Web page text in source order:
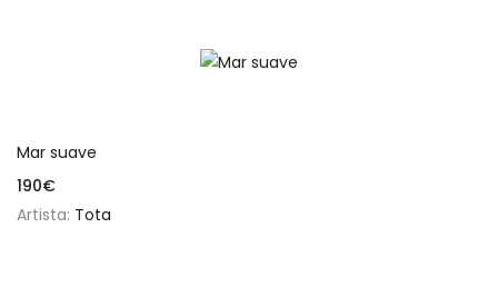
Mar suave
190€
Artista: Tota